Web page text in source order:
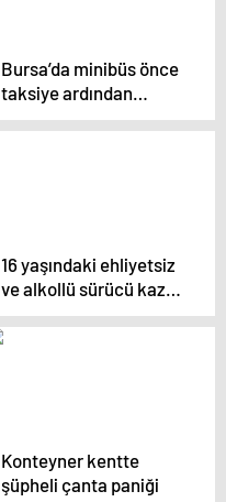
Bursa’da minibüs önce
taksiye ardından
yayalara çaptı: 4 yaralı
16 yaşındaki ehliyetsiz
ve alkollü sürücü kaza
yaptı
Konteyner kentte
şüpheli çanta paniği